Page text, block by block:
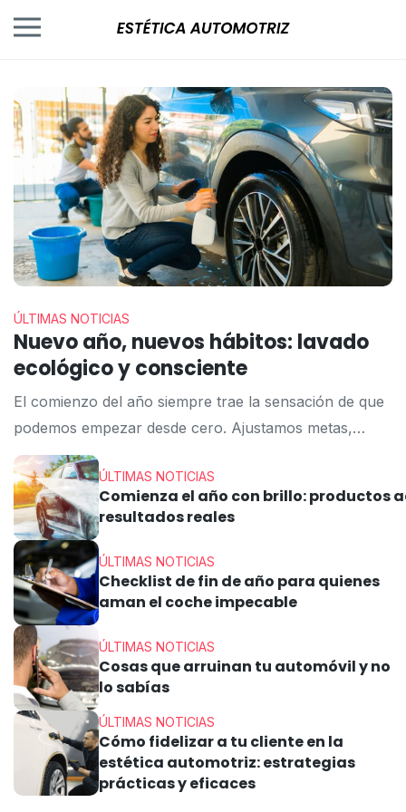
ÚLTIMAS NOTICIAS
Nuevo año, nuevos hábitos: lavado
ecológico y consciente
El comienzo del año siempre trae la sensación de que
podemos empezar desde cero. Ajustamos metas,
reorganizamos la vida y buscamos formas de ser
más responsables con decisiones que impactan no
solo nuestra rutina, sino también el medio ambiente.
Entre estos nuevos hábitos, el lavado ecológico y
consciente del coche ha ganado cada vez más
protagonismo — y con razones de peso.
A fin de cuentas, el mantenimiento del vehículo no
sinónimo
de desperdicio de agua, agresión al barniz o exceso de
Por el contrario, con los productos y
técnicas adecuados es posible proteger la pintura,
En este
artículo, descubrirás cómo iniciar el año adoptando
eficientes, garantizando un vehículo limpio, protegido
ÚLTIMAS NOTICIAS
Comienza el año con brillo: productos
resultados reales
ÚLTIMAS NOTICIAS
Checklist de fin de año para quienes
aman el coche impecable
ÚLTIMAS NOTICIAS
Cosas que arruinan tu automóvil y no
lo sabías
ÚLTIMAS NOTICIAS
Cómo fidelizar a tu cliente en la
estética automotriz: estrategias
prácticas y eficaces